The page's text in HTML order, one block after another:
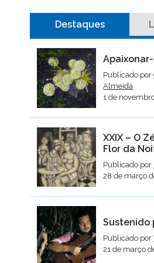
Destaques
Publicado por
Almeida
1 de
XXIX – O
Flor da
Publicado por
28 de março
Sustenido
Publicado por
21 de março